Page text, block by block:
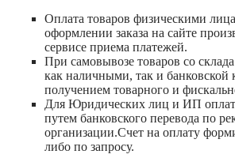
Оплата товаров физическими
оформлении заказа на сайте
сервисе приема платежей.
При самовывозе товаров со
как наличными, так и банковской
получением товарного и
Для Юридических лиц и ИП
путем банковского перевода по
организации.Счет на оплату
либо по запросу.